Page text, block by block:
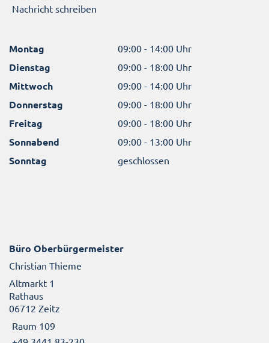
Nachricht schreiben
Montag 09:00 - 14:00 Uhr
Dienstag 09:00 - 18:00 Uhr
Mittwoch 09:00 - 14:00 Uhr
Donnerstag 09:00 - 18:00 Uhr
Freitag 09:00 - 18:00 Uhr
Sonnabend 09:00 - 13:00 Uhr
Sonntag geschlossen
Büro Oberbürgermeister
Christian Thieme
Altmarkt 1
Rathaus
06712 Zeitz
Raum 109